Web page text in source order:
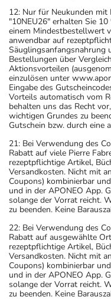
12: Nur für Neukunden mit
"10NEU26" erhalten Sie
einem Mindestbestellwert
anwendbar auf
Säuglingsanfangsnahrung
Bestellungen über
Aktionsvorteilen
einzulösen unter
Eingabe des
Vorteils automatisch vom
behalten uns das Recht
wichtigen Grundes zu
Gutschein bzw. durch eine
21: Bei Verwendung des
Rabatt auf viele Pierre
rezeptpflichtige Artikel,
Versandkosten. Nicht mit
Coupons) kombinierbar
und in der APONEO App.
solange der Vorrat reicht.
zu beenden. Keine
22: Bei Verwendung des
Rabatt auf ausgewählte
rezeptpflichtige Artikel,
Versandkosten. Nicht mit
Coupons) kombinierbar
und in der APONEO App.
solange der Vorrat reicht.
zu beenden. Keine